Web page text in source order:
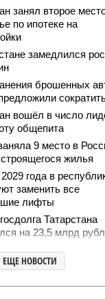
занял второе
по ипотеке на
замедлился
брошенных
вошёл в число
общепита
9 место в
жилья
года в
заменить все
лифты
Татарстана
на 23,5 млрд
млн «квадратов»
построили с
ЕЩЕ НОВОСТИ